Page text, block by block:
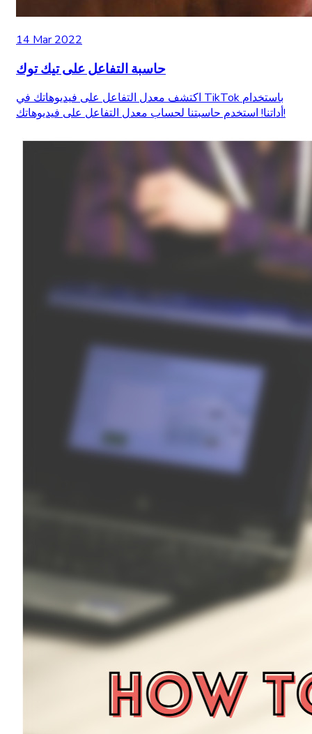
14 Mar 2022
حاسبة التفاعل على تيك توك
اكتشف معدل التفاعل على فيديوهاتك في TikTok باستخدام
أداتنا! استخدم حاسبتنا لحساب معدل التفاعل على فيديوهاتك!